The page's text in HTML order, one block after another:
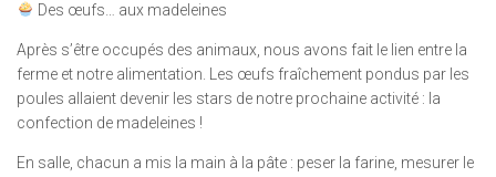
Des œufs… aux madeleines
Après s’être occupés des animaux, nous avons fait le lien entre la
ferme et notre alimentation. Les œufs fraîchement pondus par les
poules allaient devenir les stars de notre prochaine activité : la
confection de madeleines !
En salle, chacun a mis la main à la pâte : peser la farine, mesurer le